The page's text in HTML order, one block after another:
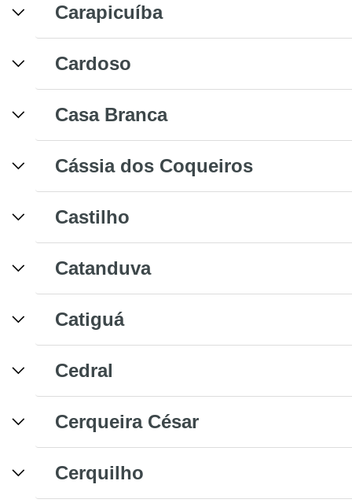
Carapicuíba
Cardoso
Casa Branca
Cássia dos Coqueiros
Castilho
Catanduva
Catiguá
Cedral
Cerqueira César
Cerquilho